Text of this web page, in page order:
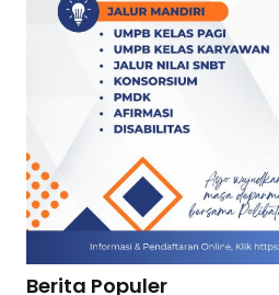
Berita Populer